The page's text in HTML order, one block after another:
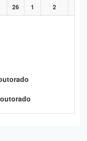
26 1 2